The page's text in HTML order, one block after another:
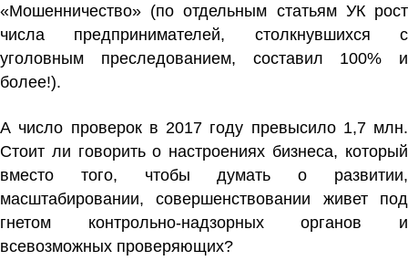
«Мошенничество» (по отдельным статьям УК рост
числа предпринимателей, столкнувшихся с
уголовным преследованием, составил 100% и
более!).
А число проверок в 2017 году превысило 1,7 млн.
Стоит ли говорить о настроениях бизнеса, который
вместо того, чтобы думать о развитии,
масштабировании, совершенствовании живет под
гнетом контрольно-надзорных органов и
всевозможных проверяющих?